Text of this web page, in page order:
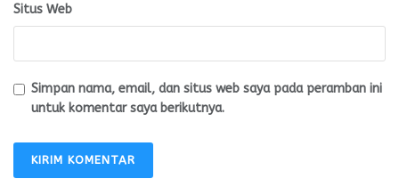
Situs Web
Simpan nama, email, dan situs web saya pada peramban ini
untuk komentar saya berikutnya.